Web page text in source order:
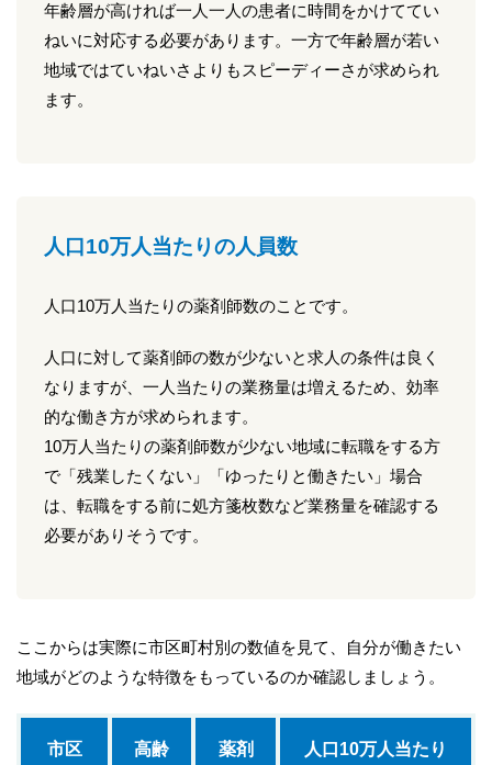
年齢層が高ければ一人一人の患者に時間をかけててい
ねいに対応する必要があります。一方で年齢層が若い
地域ではていねいさよりもスピーディーさが求められ
ます。
人口10万人当たりの人員数
人口10万人当たりの薬剤師数のことです。
人口に対して薬剤師の数が少ないと求人の条件は良く
なりますが、一人当たりの業務量は増えるため、効率
的な働き方が求められます。
10万人当たりの薬剤師数が少ない地域に転職をする方
で「残業したくない」「ゆったりと働きたい」場合
は、転職をする前に処方箋枚数など業務量を確認する
必要がありそうです。
ここからは実際に市区町村別の数値を見て、自分が働きたい
地域がどのような特徴をもっているのか確認しましょう。
市区
高齢
薬剤
人口10万人当たり